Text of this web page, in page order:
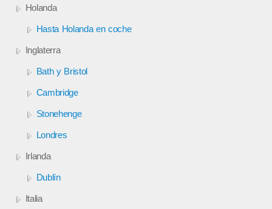
Holanda
Hasta Holanda en coche
Inglaterra
Bath y Bristol
Cambridge
Stonehenge
Londres
Irlanda
Dublín
Italia